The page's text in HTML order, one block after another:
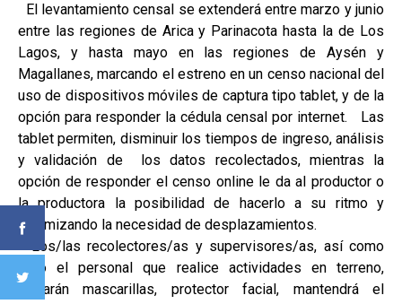
El levantamiento censal se extenderá entre marzo y junio
entre las regiones de Arica y Parinacota hasta la de Los
Lagos, y hasta mayo en las regiones de Aysén y
Magallanes, marcando el estreno en un censo nacional del
uso de dispositivos móviles de captura tipo tablet, y de la
opción para responder la cédula censal por internet. Las
tablet permiten, disminuir los tiempos de ingreso, análisis
y validación de los datos recolectados, mientras la
opción de responder el censo online le da al productor o
la productora la posibilidad de hacerlo a su ritmo y
minimizando la necesidad de desplazamientos.
Los/las recolectores/as y supervisores/as, así como
todo el personal que realice actividades en terreno,
portarán mascarillas, protector facial, mantendrá el